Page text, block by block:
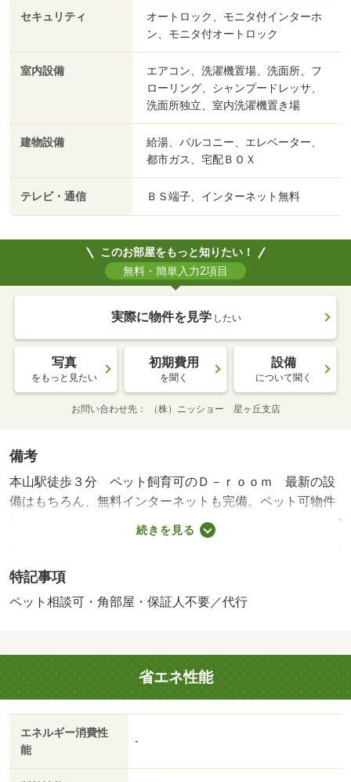
セキュリティ
オートロック、モニタ付インターホ
ン、モニタ付オートロック
室内設備
エアコン、洗濯機置場、洗面所、フ
ローリング、シャンプードレッサ、
洗面所独立、室内洗濯機置き場
建物設備
給湯、バルコニー、エレベーター、
都市ガス、宅配ＢＯＸ
テレビ・通信 ＢＳ端子、インターネット無料
このお部屋をもっと知りたい！
無料・簡単入力2項目
実際に物件を見学 したい
写真
をもっと見たい
初期費用
を聞く
設備
について聞く
お問い合わせ先 （株）ニッショー 星ヶ丘支店
備考
本山駅徒歩３分 ペット飼育可のＤ－ｒｏｏｍ 最新の設
備はもちろん、無料インターネットも完備。ペット可物件
♪（小型犬または猫１匹まで：ペット飼養の場合は敷金１か
月追加預託）オートロック・エアコン１台・宅配ボックス
Ｔ）＋Ｗｉ－Ｆｉ有＞ 〇 町会費２００円／月※駐輪場
にバイク（原付含）は駐輪不可※〇ルームクリーニング料
て】法人契約とする場合、個人負担分の支払い方法は原則
「カード決済」となります 本貸室の電気は、貸主から配
給されます。 その他費用契約金 １９，２５０円、その
他費用月額 ２００円・賃貸保証等：加入要（イントラス
ト 機関保証加入必須。初回保証料３５０００円、月額保
証料賃料等総額の１％＋８００円／月（その他商品あ
続きを見る
特記事項
ペット相談可・角部屋・保証人不要／代行
省エネ性能
エネルギー消費性
能
-